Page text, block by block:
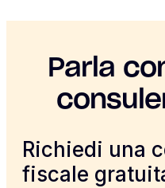
Parla
Richiedi una
fiscale